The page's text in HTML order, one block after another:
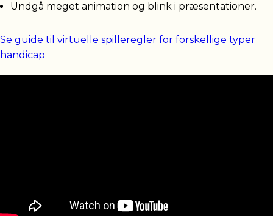
Undgå meget animation og blink i præsentationer.
Se guide til virtuelle spilleregler for forskellige typer
handicap